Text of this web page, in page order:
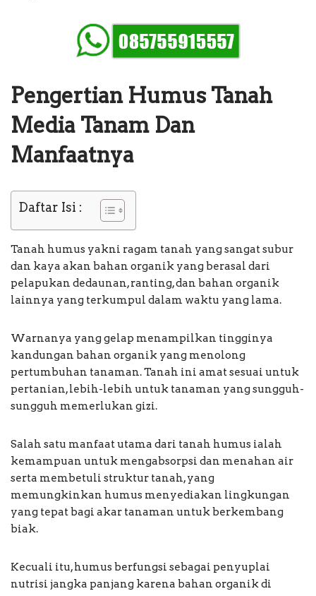
Pengertian Humus Tanah
Media Tanam Dan
Manfaatnya
Daftar Isi :
Tanah humus yakni ragam tanah yang sangat subur
dan kaya akan bahan organik yang berasal dari
pelapukan dedaunan, ranting, dan bahan organik
lainnya yang terkumpul dalam waktu yang lama.
Warnanya yang gelap menampilkan tingginya
kandungan bahan organik yang menolong
pertumbuhan tanaman. Tanah ini amat sesuai untuk
pertanian, lebih-lebih untuk tanaman yang sungguh-
sungguh memerlukan gizi.
Salah satu manfaat utama dari tanah humus ialah
kemampuan untuk mengabsorpsi dan menahan air
serta membetuli struktur tanah, yang
memungkinkan humus menyediakan lingkungan
yang tepat bagi akar tanaman untuk berkembang
biak.
Kecuali itu, humus berfungsi sebagai penyuplai
nutrisi jangka panjang karena bahan organik di